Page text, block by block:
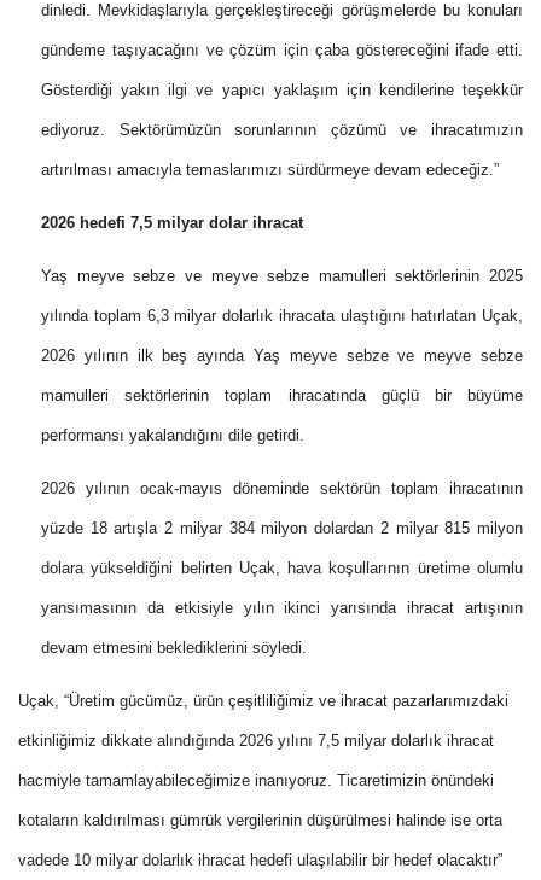
dinledi. Mevkidaşlarıyla gerçekleştireceği görüşmelerde bu konuları
gündeme taşıyacağını ve çözüm için çaba göstereceğini ifade etti.
Gösterdiği yakın ilgi ve yapıcı yaklaşım için kendilerine teşekkür
ediyoruz. Sektörümüzün sorunlarının çözümü ve ihracatımızın
artırılması amacıyla temaslarımızı sürdürmeye devam edeceğiz.”
2026 hedefi 7,5 milyar dolar ihracat
Yaş meyve sebze ve meyve sebze mamulleri sektörlerinin 2025
yılında toplam 6,3 milyar dolarlık ihracata ulaştığını hatırlatan Uçak,
2026 yılının ilk beş ayında Yaş meyve sebze ve meyve sebze
mamulleri sektörlerinin toplam ihracatında güçlü bir büyüme
performansı yakalandığını dile getirdi.
2026 yılının ocak-mayıs döneminde sektörün toplam ihracatının
yüzde 18 artışla 2 milyar 384 milyon dolardan 2 milyar 815 milyon
dolara yükseldiğini belirten Uçak, hava koşullarının üretime olumlu
yansımasının da etkisiyle yılın ikinci yarısında ihracat artışının
devam etmesini beklediklerini söyledi.
Uçak, “Üretim gücümüz, ürün çeşitliliğimiz ve ihracat pazarlarımızdaki
etkinliğimiz dikkate alındığında 2026 yılını 7,5 milyar dolarlık ihracat
hacmiyle tamamlayabileceğimize inanıyoruz. Ticaretimizin önündeki
kotaların kaldırılması gümrük vergilerinin düşürülmesi halinde ise orta
vadede 10 milyar dolarlık ihracat hedefi ulaşılabilir bir hedef olacaktır”